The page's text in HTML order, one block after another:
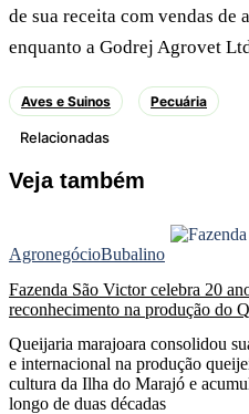
de sua receita com vendas de
enquanto a Godrej Agrovet
Aves e Suinos Pecuária
Relacionadas
Veja também
AgronegócioBubalino
Fazenda São Victor celebra 20
reconhecimento na produção do
Queijaria marajoara consolidou
e internacional na produção
cultura da Ilha do Marajó e
longo de duas décadas